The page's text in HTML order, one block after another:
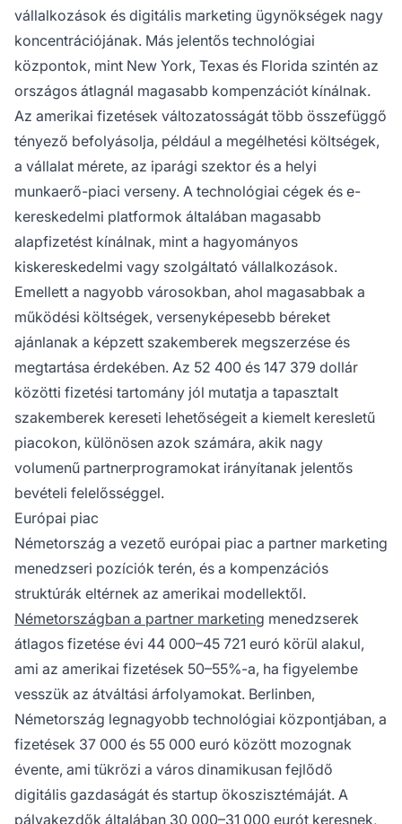
vállalkozások és digitális marketing ügynökségek nagy
koncentrációjának. Más jelentős technológiai
központok, mint New York, Texas és Florida szintén az
országos átlagnál magasabb kompenzációt kínálnak.
Az amerikai fizetések változatosságát több összefüggő
tényező befolyásolja, például a megélhetési költségek,
a vállalat mérete, az iparági szektor és a helyi
munkaerő-piaci verseny. A technológiai cégek és e-
kereskedelmi platformok általában magasabb
alapfizetést kínálnak, mint a hagyományos
kiskereskedelmi vagy szolgáltató vállalkozások.
Emellett a nagyobb városokban, ahol magasabbak a
működési költségek, versenyképesebb béreket
ajánlanak a képzett szakemberek megszerzése és
megtartása érdekében. Az 52 400 és 147 379 dollár
közötti fizetési tartomány jól mutatja a tapasztalt
szakemberek kereseti lehetőségeit a kiemelt keresletű
piacokon, különösen azok számára, akik nagy
volumenű partnerprogramokat irányítanak jelentős
bevételi felelősséggel.
Európai piac
Németország a vezető európai piac a partner marketing
menedzseri pozíciók terén, és a kompenzációs
struktúrák eltérnek az amerikai modellektől.
Németországban a partner marketing menedzserek
átlagos fizetése évi 44 000–45 721 euró körül alakul,
ami az amerikai fizetések 50–55%-a, ha figyelembe
vesszük az átváltási árfolyamokat. Berlinben,
Németország legnagyobb technológiai központjában, a
fizetések 37 000 és 55 000 euró között mozognak
évente, ami tükrözi a város dinamikusan fejlődő
digitális gazdaságát és startup ökoszisztémáját. A
pályakezdők általában 30 000–31 000 eurót keresnek,